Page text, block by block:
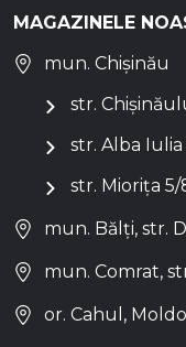
MAGAZINELE
mun. Chișinău
str.
str. Alba Iulia
str. Miorița 5/
mun. Bălți, str.
mun. Comrat,
or. Cahul,